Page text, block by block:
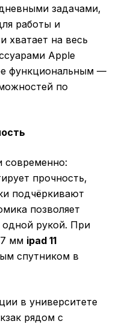
задачами,
работы и
хватает на весь
Apple
функциональным —
по
современно:
прочность,
подчёркивают
позволяет
одной рукой. При
7 мм ipad 11
спутником в
в университете
рядом с